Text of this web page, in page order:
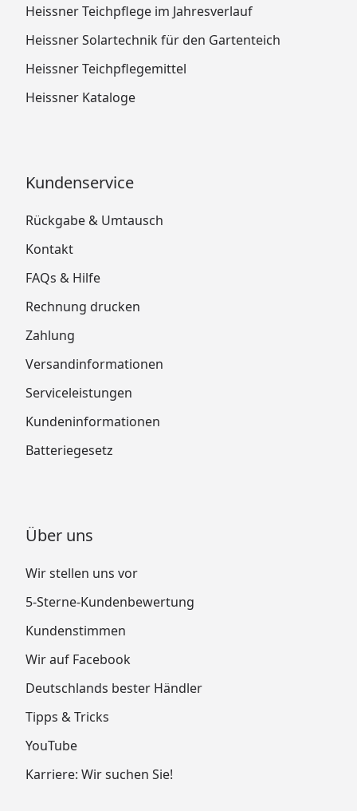
Heissner Teichpflege im Jahresverlauf
Heissner Solartechnik für den Gartenteich
Heissner Teichpflegemittel
Heissner Kataloge
Kundenservice
Rückgabe & Umtausch
Kontakt
FAQs & Hilfe
Rechnung drucken
Zahlung
Versandinformationen
Serviceleistungen
Kundeninformationen
Batteriegesetz
Über uns
Wir stellen uns vor
5-Sterne-Kundenbewertung
Kundenstimmen
Wir auf Facebook
Deutschlands bester Händler
Tipps & Tricks
YouTube
Karriere: Wir suchen Sie!